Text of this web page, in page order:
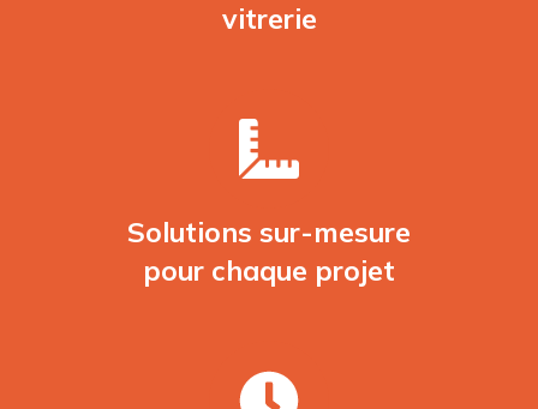
vitrerie
Solutions sur-mesure
pour chaque projet